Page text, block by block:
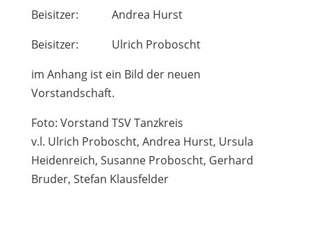
Beisitzer: Andrea Hurst
Beisitzer: Ulrich Proboscht
im Anhang ist ein Bild der neuen
Vorstandschaft.
Foto: Vorstand TSV Tanzkreis
v.l. Ulrich Proboscht, Andrea Hurst, Ursula
Heidenreich, Susanne Proboscht, Gerhard
Bruder, Stefan Klausfelder